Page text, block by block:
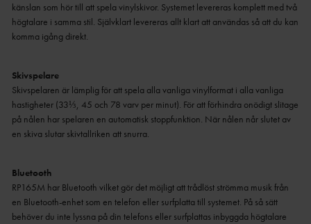
känslan som hör till att spela vinylskivor. Systemet levereras komplett med två
högtalare i samma stil. Självklart levereras allt klart att användas så att du kan
komma igång direkt.
Skivspelare
Skivspelaren är lämplig för att spela alla vanliga vinylformat i alla vanliga
hastigheter (33⅓, 45 och 78 varv per minut). För att förhindra onödigt slitage
på nålen har spelaren en automatisk stoppfunktion. När nålen når slutet av
en skiva slutar skivtallriken att snurra.
Bluetooth
RP165M har Bluetooth vilket gör det möjligt att trådlöst strömma musik från
en Bluetooth-enhet som en telefon eller surfplatta till systemet. På så sätt
behöver du inte lyssna på din telefons eller surfplattas inbyggda högtalare